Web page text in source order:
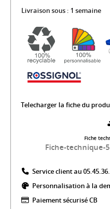
Livraison sous : 1 semaine
Telecharger la fiche du
Fiche
Fiche-technique-
Service client au
Personnalisation à la
Paiement sécurisé CB​